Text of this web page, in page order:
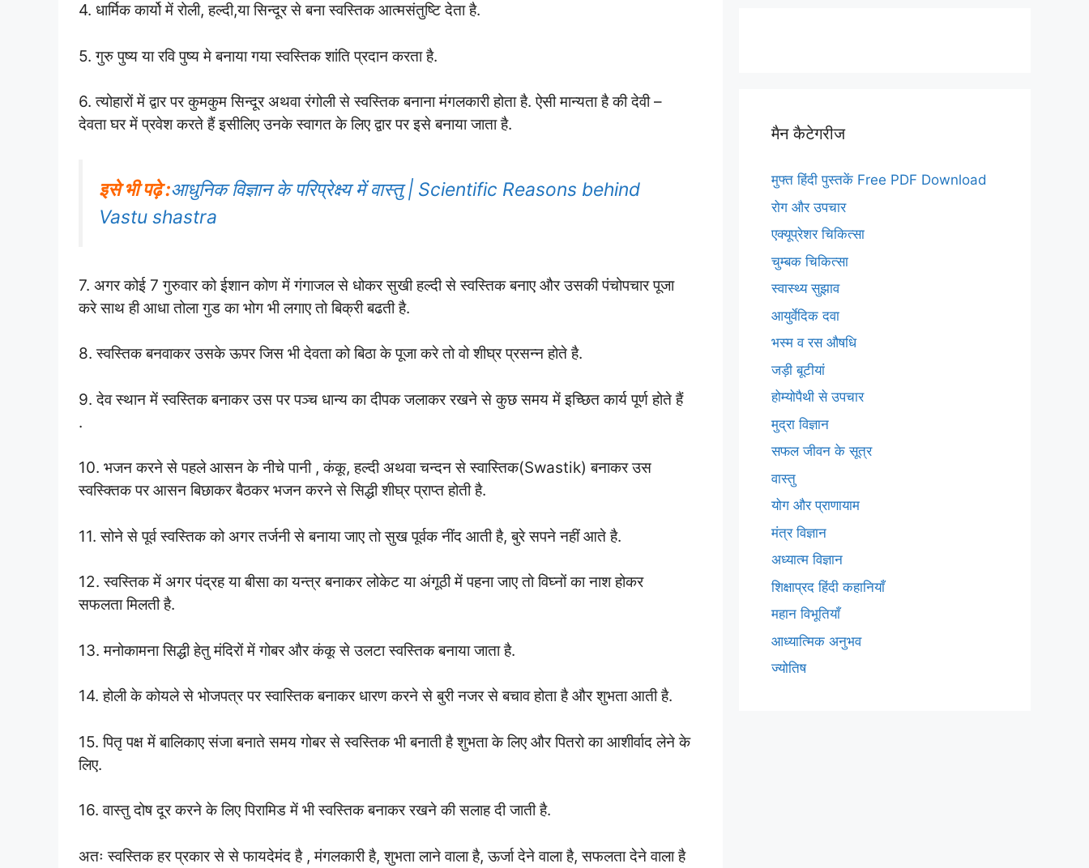
4. धार्मिक कार्यो में रोली, हल्दी,या सिन्दूर से बना स्वस्तिक आत्मसंतुष्टि देता है.
5. गुरु पुष्य या रवि पुष्य मे बनाया गया स्वस्तिक शांति प्रदान करता है.
6. त्योहारों में द्वार पर कुमकुम सिन्दूर अथवा रंगोली से स्वस्तिक बनाना मंगलकारी होता है. ऐसी मान्यता है की देवी –
देवता घर में प्रवेश करते हैं इसीलिए उनके स्वागत के लिए द्वार पर इसे बनाया जाता है.
इसे भी पढ़े :आधुनिक विज्ञान के परिप्रेक्ष्य में वास्तु | Scientific Reasons behind
Vastu shastra
7. अगर कोई 7 गुरुवार को ईशान कोण में गंगाजल से धोकर सुखी हल्दी से स्वस्तिक बनाए और उसकी पंचोपचार पूजा
करे साथ ही आधा तोला गुड का भोग भी लगाए तो बिक्री बढती है.
8. स्वस्तिक बनवाकर उसके ऊपर जिस भी देवता को बिठा के पूजा करे तो वो शीघ्र प्रसन्न होते है.
9. देव स्थान में स्वस्तिक बनाकर उस पर पञ्च धान्य का दीपक जलाकर रखने से कुछ समय में इच्छित कार्य पूर्ण होते हैं
.
10. भजन करने से पहले आसन के नीचे पानी , कंकू, हल्दी अथवा चन्दन से स्वास्तिक(Swastik) बनाकर उस
स्वस्क्तिक पर आसन बिछाकर बैठकर भजन करने से सिद्धी शीघ्र प्राप्त होती है.
11. सोने से पूर्व स्वस्तिक को अगर तर्जनी से बनाया जाए तो सुख पूर्वक नींद आती है, बुरे सपने नहीं आते है.
12. स्वस्तिक में अगर पंद्रह या बीसा का यन्त्र बनाकर लोकेट या अंगूठी में पहना जाए तो विघ्नों का नाश होकर
सफलता मिलती है.
13. मनोकामना सिद्धी हेतु मंदिरों में गोबर और कंकू से उलटा स्वस्तिक बनाया जाता है.
14. होली के कोयले से भोजपत्र पर स्वास्तिक बनाकर धारण करने से बुरी नजर से बचाव होता है और शुभता आती है.
15. पितृ पक्ष में बालिकाए संजा बनाते समय गोबर से स्वस्तिक भी बनाती है शुभता के लिए और पितरो का आशीर्वाद लेने के
लिए.
16. वास्तु दोष दूर करने के लिए पिरामिड में भी स्वस्तिक बनाकर रखने की सलाह दी जाती है.
अतः स्वस्तिक हर प्रकार से से फायदेमंद है , मंगलकारी है, शुभता लाने वाला है, ऊर्जा देने वाला है, सफलता देने वाला है
मैन कैटेगरीज
मुफ्त हिंदी पुस्तकें Free PDF Download
रोग और उपचार
एक्यूप्रेशर चिकित्सा
चुम्बक चिकित्सा
स्वास्थ्य सुझाव
आयुर्वेदिक दवा
भस्म व रस औषधि
जड़ी बूटीयां
होम्योपैथी से उपचार
मुद्रा विज्ञान
सफल जीवन के सूत्र
वास्तु
योग और प्राणायाम
मंत्र विज्ञान
अध्यात्म विज्ञान
शिक्षाप्रद हिंदी कहानियाँ
महान विभूतियाँ
आध्यात्मिक अनुभव
ज्योतिष